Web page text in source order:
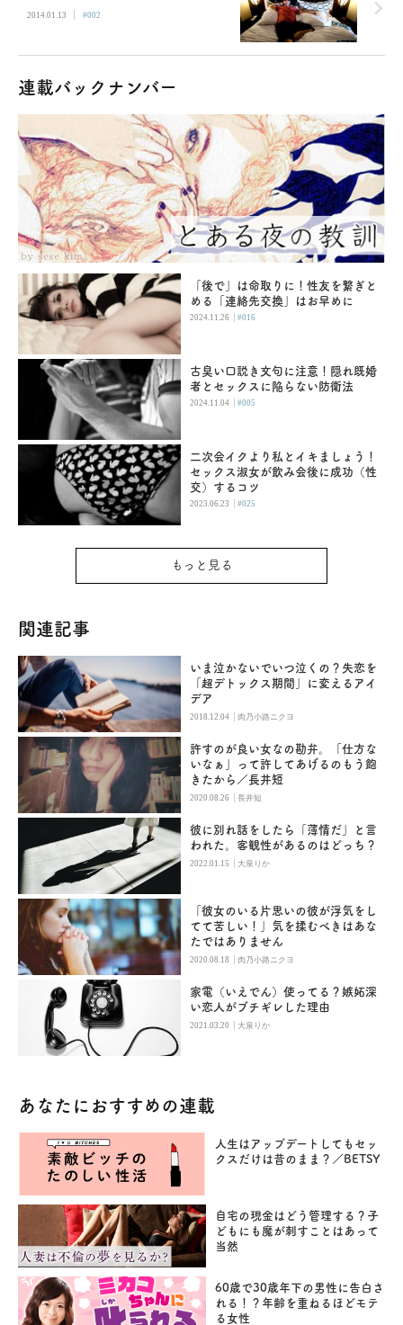
2014.01.13 | #002
連載バックナンバー
「後で」は命取りに！性友を繋ぎと
める「連絡先交換」はお早めに
2024.11.26 |#016
古臭い口説き文句に注意！隠れ既婚
者とセックスに陥らない防衛法
2024.11.04 |#005
二次会イクより私とイキましょう！
セックス淑女が飲み会後に成功（性
交）するコツ
2023.06.23 |#025
もっと見る
関連記事
いま泣かないでいつ泣くの？失恋を
「超デトックス期間」に変えるアイ
デア
2018.12.04 |肉乃小路ニクヨ
許すのが良い女なの勘弁。「仕方な
いなぁ」って許してあげるのもう飽
きたから／長井短
2020.08.26 |長井短
彼に別れ話をしたら「薄情だ」と言
われた。客観性があるのはどっち？
2022.01.15 |大泉りか
「彼女のいる片思いの彼が浮気をし
てて苦しい！」気を揉むべきはあな
たではありません
2020.08.18 |肉乃小路ニクヨ
家電（いえでん）使ってる？嫉妬深
い恋人がブチギレした理由
2021.03.20 |大泉りか
あなたにおすすめの連載
人生はアップデートしてもセッ
クスだけは昔のまま？／BETSY
自宅の現金はどう管理する？子
どもにも魔が刺すことはあって
当然
60歳で30歳年下の男性に告白さ
れる！？年齢を重ねるほどモテ
る女性